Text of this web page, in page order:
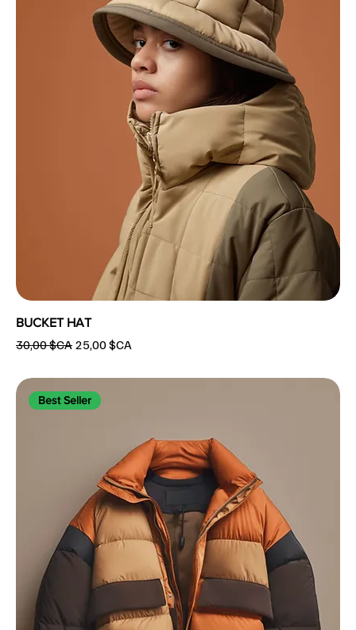
BUCKET HAT
Prix original
30,00 $CA Prix promotionnel
25,00 $CA
Best Seller